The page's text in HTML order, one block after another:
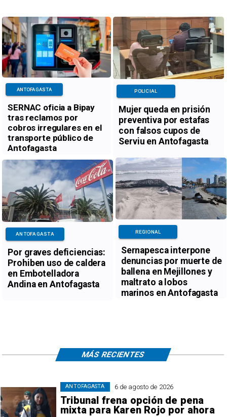
SERNAC oficia a Bipay
tras reclamos por
cobros irregulares en el
transporte público de
Antofagasta
ANTOFAGASTA
Mujer queda en prisión
preventiva por estafas
con falsos cupos de
Serviu en Antofagasta
POLICIAL
Por graves deficiencias:
Prohiben uso de caldera
en Embotelladora
Andina en Antofagasta
ANTOFAGASTA
Sernapesca interpone
denuncias por muerte de
ballena en Mejillones y
maltrato a lobos
marinos en Antofagasta
REGIONAL
6 de agosto de 2026
Tribunal frena opción de pena
mixta para Karen Rojo por ahora
ANTOFAGASTA
MÁS RECIENTES